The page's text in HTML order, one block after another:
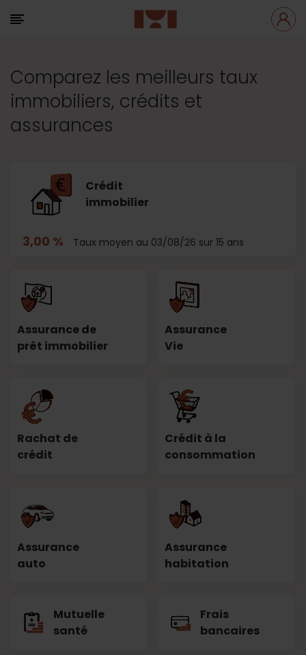
Comparez les meilleurs taux
immobiliers, crédits et
assurances
Crédit
immobilier
3,00 % Taux moyen au 03/08/26 sur 15 ans
Assurance de
prêt immobilier
Assurance
Vie
Rachat de
crédit
Crédit à la
consommation
Assurance
auto
Assurance
habitation
Mutuelle
santé
Frais
bancaires